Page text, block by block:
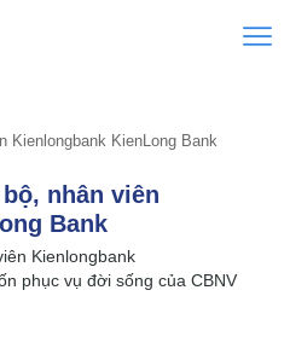
Kienlongbank KienLong Bank
nhân viên
Bank
Kienlongbank
phục vụ đời sống của CBNV